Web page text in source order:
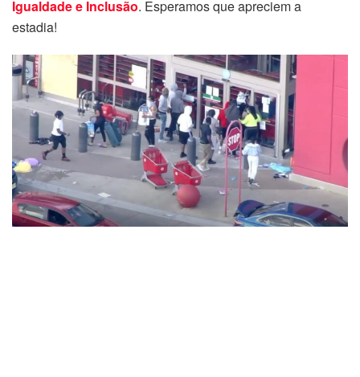
Igualdade e Inclusão. Esperamos que apreciem a
estadia!